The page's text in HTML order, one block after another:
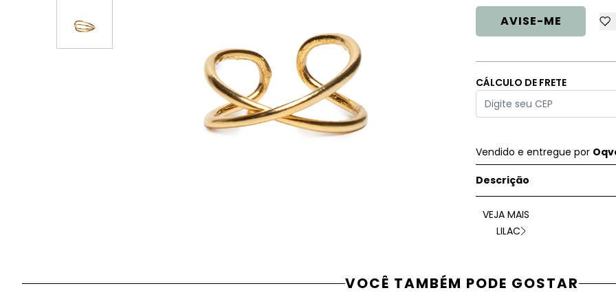
AVISE-ME
CÁLCULO DE FRETE
Vendido e entregue por
Descrição
VEJA MAIS
LILAC
VOCÊ TAMBÉM PODE GOSTAR